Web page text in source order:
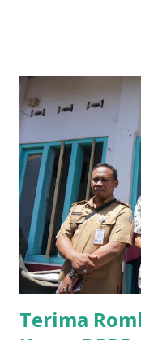
yang sebenarnya ada
Ketika saya
Tulungagung ,
dana pinjaman lunak
UMKM, karena
memberikan
yakin masyarakat
akrab dipanggil Gus
MEA, seharusnya
dana pinjaman unt...
Terima